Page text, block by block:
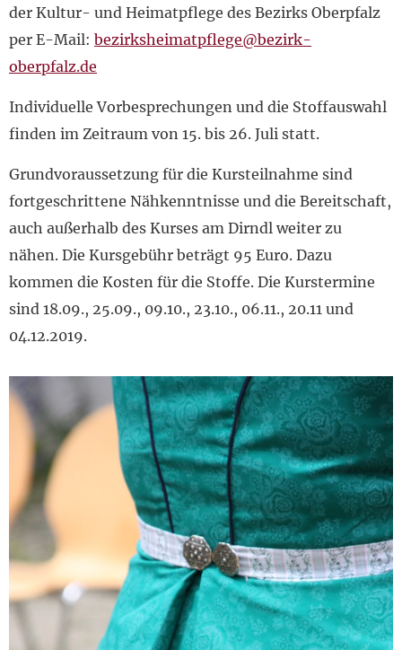
der Kultur- und Heimatpflege des Bezirks Oberpfalz
per E-Mail: bezirksheimatpflege@bezirk-
oberpfalz.de
Individuelle Vorbesprechungen und die Stoffauswahl
finden im Zeitraum von 15. bis 26. Juli statt.
Grundvoraussetzung für die Kursteilnahme sind
fortgeschrittene Nähkenntnisse und die Bereitschaft,
auch außerhalb des Kurses am Dirndl weiter zu
nähen. Die Kursgebühr beträgt 95 Euro. Dazu
kommen die Kosten für die Stoffe. Die Kurstermine
sind 18.09., 25.09., 09.10., 23.10., 06.11., 20.11 und
04.12.2019.